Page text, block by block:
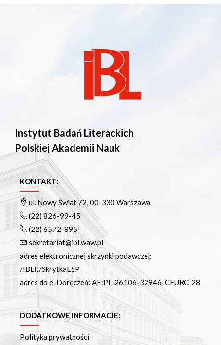
Instytut Badań Literackich
Polskiej Akademii Nauk
KONTAKT:
ul. Nowy Świat 72, 00-330 Warszawa
(22) 826-99-45
(22) 6572-895
sekretariat@ibl.waw.pl
adres elektronicznej skrzynki podawczej:
/IBLit/SkrytkaESP
adres do e-Doręczeń: AE:PL-26106-32946-CFURC-28
DODATKOWE INFORMACJE:
Polityka prywatności